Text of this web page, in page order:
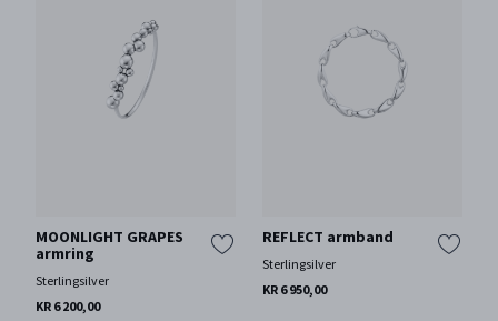
MOONLIGHT GRAPES
armring
Sterlingsilver
KR 6 200,00
REFLECT armband
Sterlingsilver
KR 6 950,00